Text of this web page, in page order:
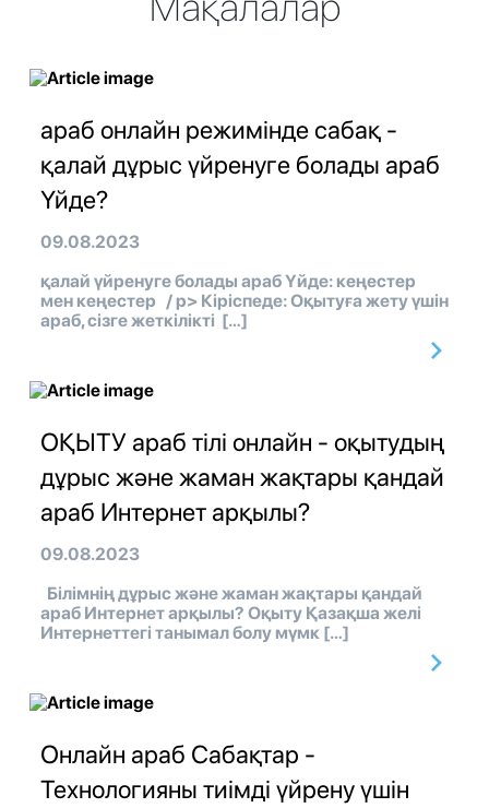
араб онлайн режимінде сабақ -
қалай дұрыс үйренуге болады араб
Үйде?
09.08.2023
қалай үйренуге болады араб Үйде: кеңестер
мен кеңестер / p> Кіріспеде: Оқытуға жету үшін
араб, сізге жеткілікті […]
ОҚЫТУ араб тілі онлайн - оқытудың
дұрыс және жаман жақтары қандай
араб Интернет арқылы?
09.08.2023
Білімнің дұрыс және жаман жақтары қандай
араб Интернет арқылы? Оқыту Қазақша желі
Интернеттегі танымал болу мүмк […]
Онлайн араб Сабақтар -
Технологияны тиімді үйрену үшін